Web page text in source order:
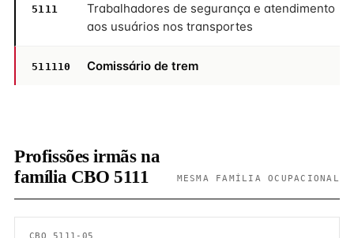
5111
Trabalhadores de segurança e atendimento
aos usuários nos transportes
511110 Comissário de trem
Profissões irmãs na
família CBO 5111
MESMA FAMÍLIA OCUPACIONAL
CBO 5111-05